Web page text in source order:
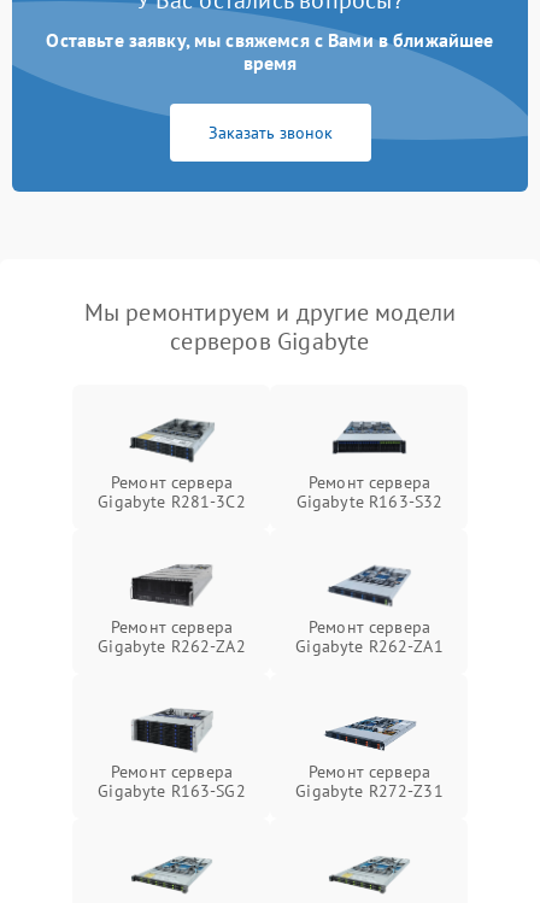
Оставьте заявку, мы свяжемся с Вами в ближайшее
время
Заказать звонок
Мы ремонтируем и другие модели
серверов Gigabyte
Ремонт сервера
Gigabyte R281-3C2
Ремонт сервера
Gigabyte R163-S32
Ремонт сервера
Gigabyte R262-ZA2
Ремонт сервера
Gigabyte R262-ZA1
Ремонт сервера
Gigabyte R163-SG2
Ремонт сервера
Gigabyte R272-Z31